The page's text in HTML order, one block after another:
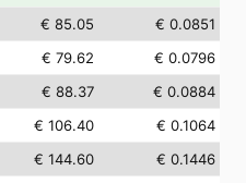
€ 85.05
€ 0.0851
€ 79.62
€ 0.0796
€ 88.37
€ 0.0884
€ 106.40
€ 0.1064
€ 144.60
€ 0.1446